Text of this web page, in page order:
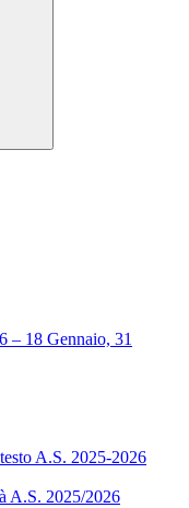
– 18 Gennaio, 31
A.S. 2025-2026
A.S. 2025/2026